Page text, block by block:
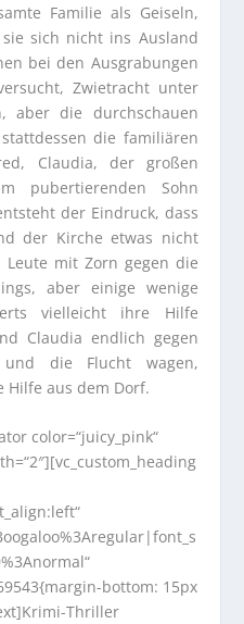
Familie als Geiseln,
sich nicht ins Ausland
bei den Ausgrabungen
Zwietracht unter
aber die durchschauen
die familiären
Claudia, der großen
pubertierenden Sohn
der Eindruck, dass
der Kirche etwas nicht
mit Zorn gegen die
aber einige wenige
vielleicht ihre Hilfe
Claudia endlich gegen
die Flucht wagen,
Hilfe aus dem Dorf.
color=“juicy_pink“
bottom: 15px
Thriller